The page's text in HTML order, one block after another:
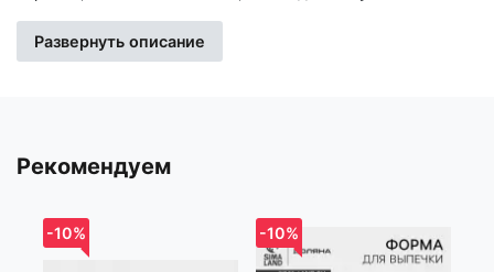
Это отличная покупка по хорошей цене! Надеемся, вы не
забудете поставить оценку этому товару. Для вашего
Изготовитель: ООО «НПФ ЭНТЕН», 129164, Россия, г.
«Книжный Клуб», Республика Беларусь, 223060, Минская
обл., Минский р-н, Новодворский с/с, дом 40, помещение
Развернуть описание
Рекомендуем
-10% -10%